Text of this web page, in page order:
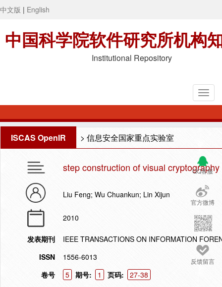
中文版 | English
中国科学院软件研究所机构
Institutional Repository
ISCAS OpenIR > 信息安全国家重点实验室
QQ客服
官方微博
反馈留言
step construction of visual
Liu Feng; Wu Chuankun; Lin Xijun
2010
发表期刊
IEEE TRANSACTIONS ON INFORMATION
ISSN
1556-6013
卷号
5 期号: 1 页码:
27-38